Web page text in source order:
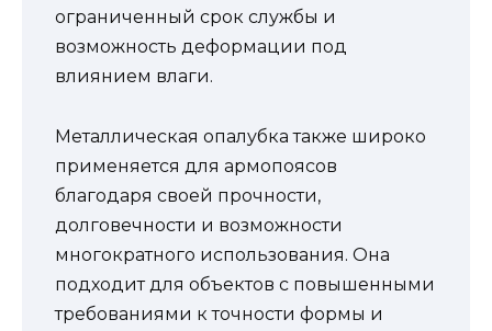
ограниченный срок службы и
возможность деформации под
влиянием влаги.
Металлическая опалубка также широко
применяется для армопоясов
благодаря своей прочности,
долговечности и возможности
многократного использования. Она
подходит для объектов с повышенными
требованиями к точности формы и